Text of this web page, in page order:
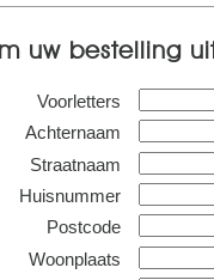
uw bestelling
Voorletters
Achternaam
Straatnaam
Huisnummer
Postcode
Woonplaats